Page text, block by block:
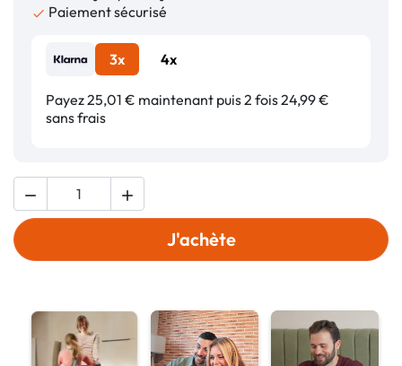
 Paiement sécurisé
3x 4x
Payez 25,01 € maintenant puis 2 fois 24,99 €
sans frais
 
J'achète